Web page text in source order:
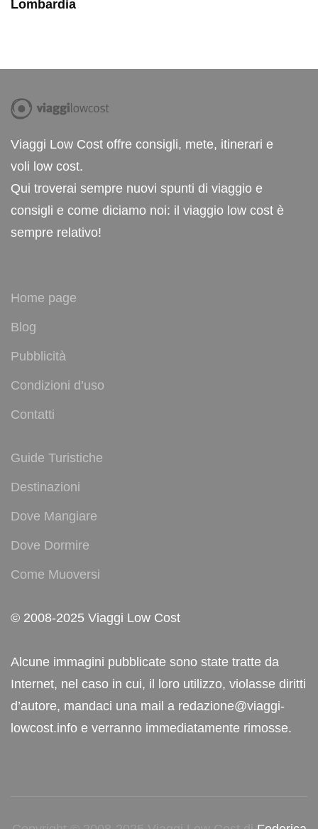
Lombardia
Viaggi Low Cost offre consigli, mete, itinerari e
voli low cost.
Qui troverai sempre nuovi spunti di viaggio e
consigli e come diciamo noi: il viaggio low cost è
sempre relativo!
Home page
Blog
Pubblicità
Condizioni d’uso
Contatti
Guide Turistiche
Destinazioni
Dove Mangiare
Dove Dormire
Come Muoversi
© 2008-2025 Viaggi Low Cost
Alcune immagini pubblicate sono state tratte da
Internet, nel caso in cui, il loro utilizzo, violasse diritti
d’autore, mandaci una mail a redazione@viaggi-
lowcost.info e verranno immediatamente rimosse.